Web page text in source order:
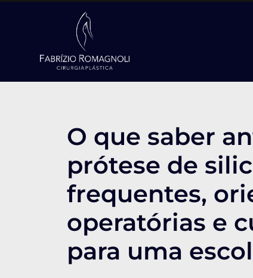
O que saber
prótese de
frequentes,
operatórias e
para uma